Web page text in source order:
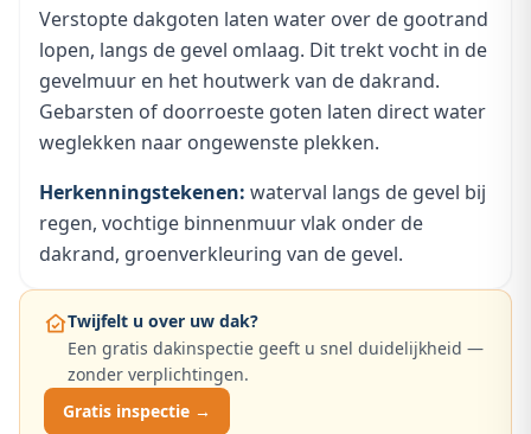
Verstopte dakgoten laten water over de gootrand
lopen, langs de gevel omlaag. Dit trekt vocht in de
gevelmuur en het houtwerk van de dakrand.
Gebarsten of doorroeste goten laten direct water
weglekken naar ongewenste plekken.
Herkenningstekenen: waterval langs de gevel bij
regen, vochtige binnenmuur vlak onder de
dakrand, groenverkleuring van de gevel.
Twijfelt u over uw dak?
Een gratis dakinspectie geeft u snel duidelijkheid —
zonder verplichtingen.
Gratis inspectie →